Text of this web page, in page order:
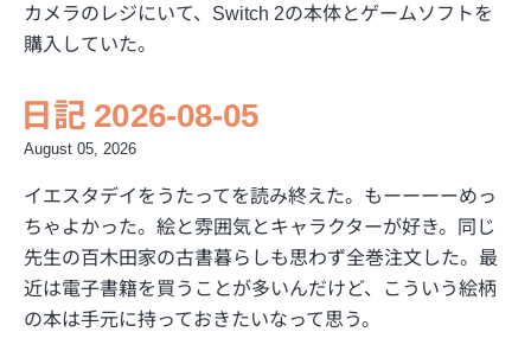
カメラのレジにいて、Switch 2の本体とゲームソフトを
購入していた。
日記 2026-08-05
August 05, 2026
イエスタデイをうたってを読み終えた。もーーーーめっ
ちゃよかった。絵と雰囲気とキャラクターが好き。同じ
先生の百木田家の古書暮らしも思わず全巻注文した。最
近は電子書籍を買うことが多いんだけど、こういう絵柄
の本は手元に持っておきたいなって思う。